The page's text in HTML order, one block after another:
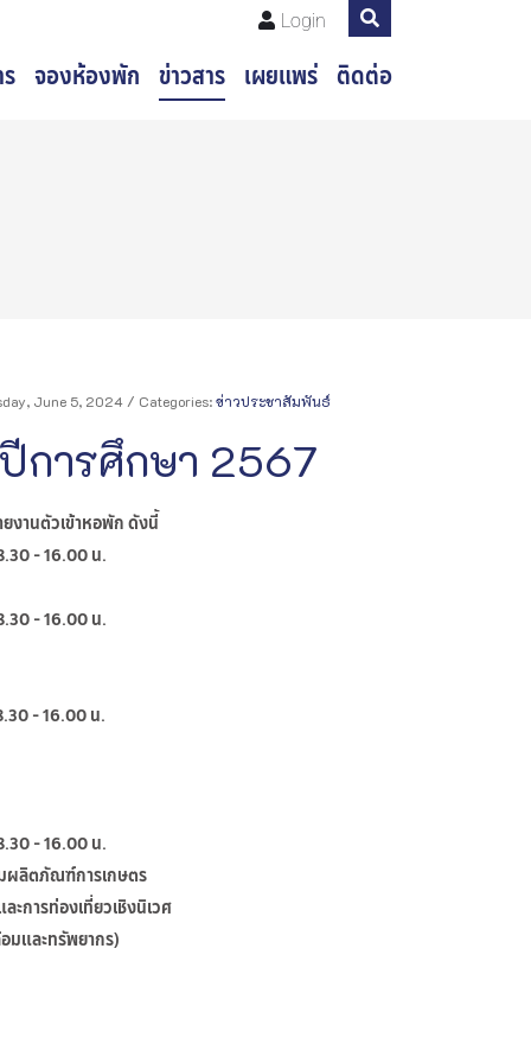
Login
จองห้องพัก ข่าวสาร เผยแพร่ ติดต่อ
June 5, 2024 / Categories:ข่าวประชาสัมพันธ์
การศึกษา 2567
งานตัวเข้าหอพัก ดังนี้
- 16.00 น.
- 16.00 น.
- 16.00 น.
- 16.00 น.
ผลิตภัณฑ์การเกษตร
การท่องเที่ยวเชิงนิเวศ
มและทรัพยากร)